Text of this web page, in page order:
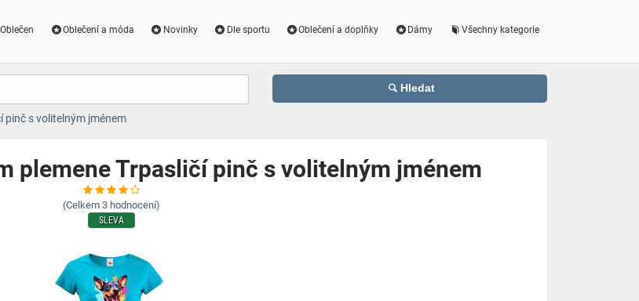
Oblečen Oblečení a móda Novinky Dle sportu Oblečení a doplňky Dámy Všechny kategorie
Hledat
pinč s volitelným jménem
plemene Trpasličí pinč s volitelným jménem
(Celkem 3 hodnocení)
SLEVA